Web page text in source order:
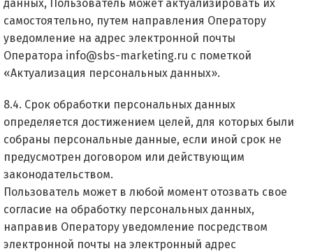
данных, Пользователь может актуализировать их
самостоятельно, путем направления Оператору
уведомление на адрес электронной почты
Оператора info@sbs-marketing.ru с пометкой
«Актуализация персональных данных».
8.4. Срок обработки персональных данных
определяется достижением целей, для которых были
собраны персональные данные, если иной срок не
предусмотрен договором или действующим
законодательством.
Пользователь может в любой момент отозвать свое
согласие на обработку персональных данных,
направив Оператору уведомление посредством
электронной почты на электронный адрес